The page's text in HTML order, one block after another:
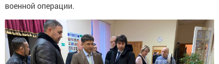
военной операции.